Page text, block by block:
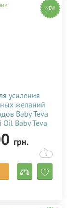
NEW
усиления
желаний
Baby Teva
Baby Teva
грн.
1